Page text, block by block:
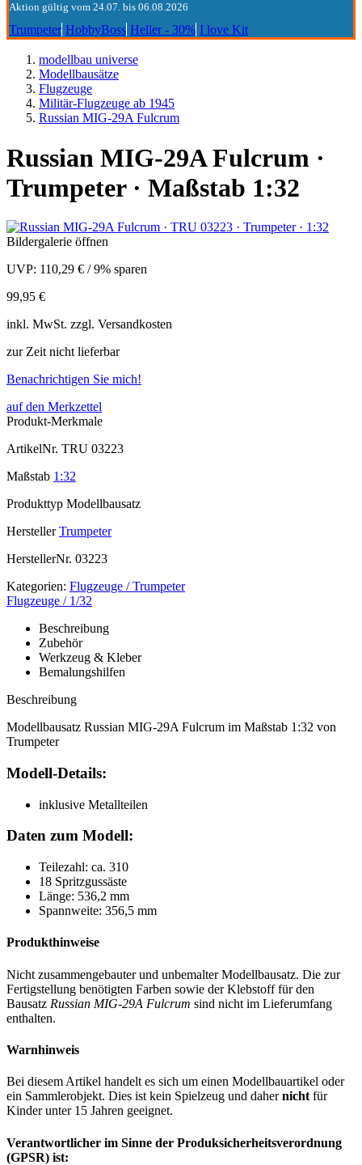
Aktion gültig vom 24.07. bis 06.08.2026
Trumpeter HobbyBoss Heller - 30% I love Kit
modellbau universe
Modellbausätze
Flugzeuge
Militär-Flugzeuge ab 1945
Russian MIG-29A Fulcrum
Russian MIG-29A Fulcrum ·
Trumpeter · Maßstab 1:32
Bildergalerie öffnen
UVP: 110,29 € /9% sparen
99,95 €
inkl. MwSt. zzgl. Versandkosten
zur Zeit nicht lieferbar
Benachrichtigen Sie mich!
auf den Merkzettel
Produkt-Merkmale
ArtikelNr. TRU 03223
Maßstab 1:32
Produkttyp Modellbausatz
Hersteller Trumpeter
HerstellerNr. 03223
Kategorien: Flugzeuge / Trumpeter
Flugzeuge / 1/32
Beschreibung
Zubehör
Werkzeug & Kleber
Bemalungshilfen
Beschreibung
Modellbausatz Russian MIG-29A Fulcrum im Maßstab 1:32 von
Trumpeter
Modell-Details:
inklusive Metallteilen
Daten zum Modell:
Teilezahl: ca. 310
18 Spritzgussäste
Länge: 536,2 mm
Spannweite: 356,5 mm
Produkthinweise
Nicht zusammengebauter und unbemalter Modellbausatz. Die zur
Fertigstellung benötigten Farben sowie der Klebstoff für den
Bausatz Russian MIG-29A Fulcrum sind nicht im Lieferumfang
enthalten.
Warnhinweis
Bei diesem Artikel handelt es sich um einen Modellbauartikel oder
ein Sammlerobjekt. Dies ist kein Spielzeug und dahernicht für
Kinder unter 15 Jahren geeignet.
Verantwortlicher im Sinne der Produksicherheitsverordnung
(GPSR) ist: